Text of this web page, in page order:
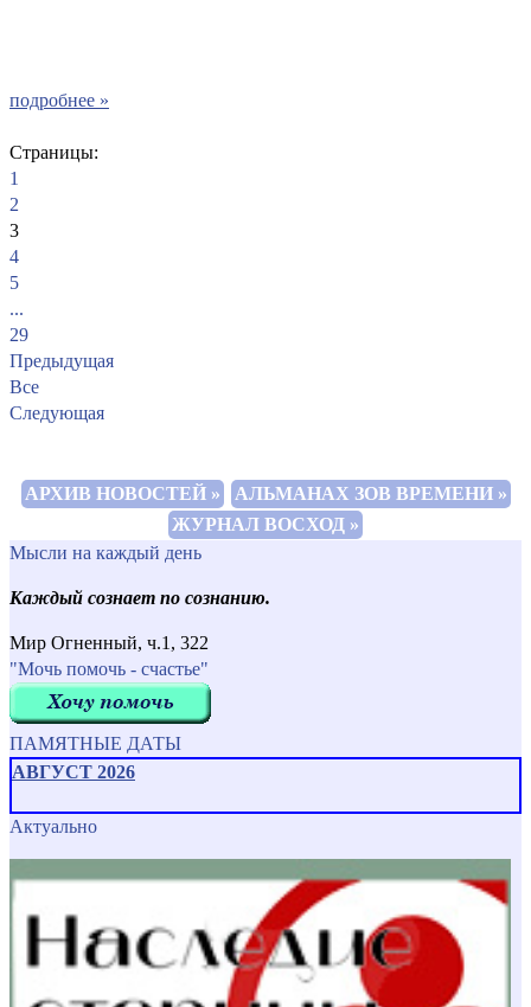
подробнее »
Страницы:
1
2
3
4
5
...
29
Предыдущая
Все
Следующая
АРХИВ НОВОСТЕЙ »
АЛЬМАНАХ ЗОВ ВРЕМЕНИ »
ЖУРНАЛ ВОСХОД »
Мысли на каждый день
Каждый сознает по сознанию.
Мир Огненный, ч.1, 322
"Мочь помочь - счастье"
ПАМЯТНЫЕ ДАТЫ
АВГУСТ 2026
Актуально